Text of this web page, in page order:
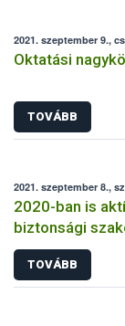
2021. szeptember 9.,
Oktatási
TOVÁBB
2021. szeptember 8.,
2020-ban is
biztonsági
TOVÁBB